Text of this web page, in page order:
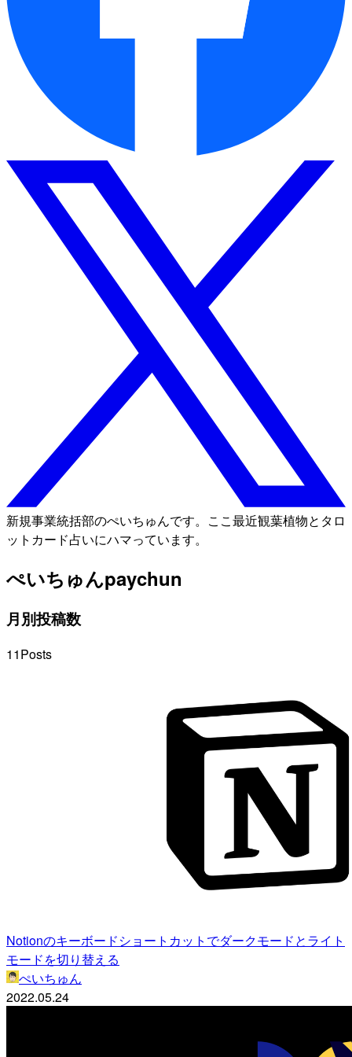
新規事業統括部のぺいちゅんです。ここ最近観葉植物とタロ
ットカード占いにハマっています。
ぺいちゅんpaychun
月別投稿数
11Posts
Notionのキーボードショートカットでダークモードとライト
モードを切り替える
ぺいちゅん
2022.05.24